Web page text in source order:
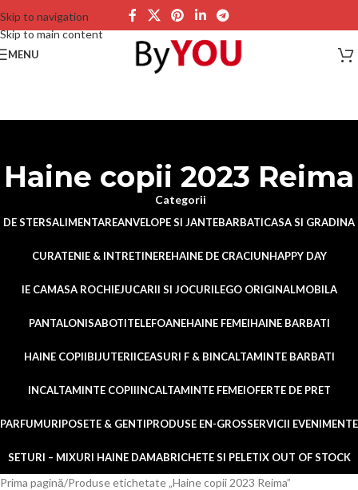
Skip to navigation
Skip to main content
MENU
Haine copii 2023 Reima
Categorii
DE STERSALIMENTAREANVELOPE SI JANTEBARBATICASA SI GRADINA
CURATENIE & INTRETINEREHAINE DE CRACIUNHAPPY DAY
IE CAMASA ROCHIEJUCARII SI JOCURILEGO ORIGINALMOBILA
PANTALONISABOTITELEFOANEHAINE FEMEIHAINE BARBATI
HAINE COPIIBIJUTERIICEASURI F & BINCALTAMINTE BARBATI
INCALTAMINTE COPIIINCALTAMINTE FEMEIOFERTE DE PRET
PARFUMURIPOSETE & GENTIPRODUSE EN-GROSSERVICII EVENIMENTE
SETURI – MIXURI HAINE DAMABRICHETE SI PELETIX OUT OF STOCK
Prima pagină Produse etichetate „Haine copii 2023 Reima”